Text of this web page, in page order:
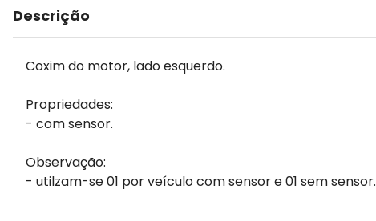
Descrição
Coxim do motor, lado esquerdo.
Propriedades:
- com sensor.
Observação:
- utilzam-se 01 por veículo com sensor e 01 sem sensor.